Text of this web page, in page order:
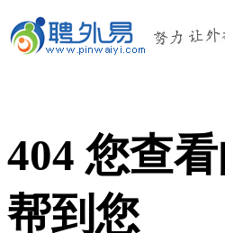
404 您查
帮到您